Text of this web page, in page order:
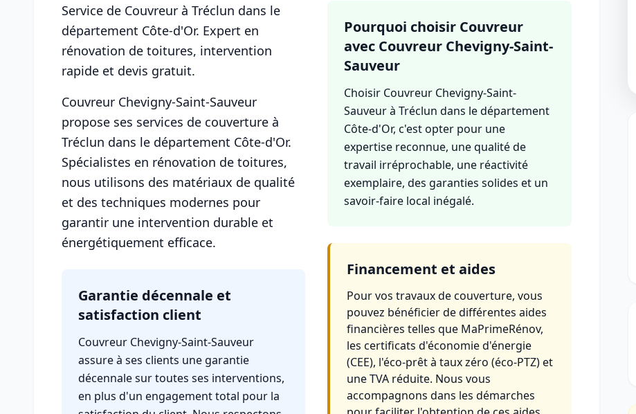
Service de Couvreur à Tréclun dans le
département Côte-d'Or. Expert en
rénovation de toitures, intervention
rapide et devis gratuit.
Couvreur Chevigny-Saint-Sauveur
propose ses services de couverture à
Tréclun dans le département Côte-d'Or.
Spécialistes en rénovation de toitures,
nous utilisons des matériaux de qualité
et des techniques modernes pour
garantir une intervention durable et
énergétiquement efficace.
Garantie décennale et
satisfaction client
Couvreur Chevigny-Saint-Sauveur
assure à ses clients une garantie
décennale sur toutes ses interventions,
en plus d'un engagement total pour la
Pourquoi choisir Couvreur
avec Couvreur Chevigny-Saint-
Sauveur
Choisir Couvreur Chevigny-Saint-
Sauveur à Tréclun dans le département
Côte-d'Or, c'est opter pour une
expertise reconnue, une qualité de
travail irréprochable, une réactivité
exemplaire, des garanties solides et un
savoir-faire local inégalé.
Financement et aides
Pour vos travaux de couverture, vous
pouvez bénéficier de différentes aides
financières telles que MaPrimeRénov,
les certificats d'économie d'énergie
(CEE), l'éco-prêt à taux zéro (éco-PTZ) et
une TVA réduite. Nous vous
accompagnons dans les démarches